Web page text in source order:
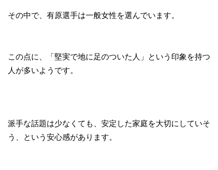
その中で、有原選手は一般女性を選んでいます。
この点に、「堅実で地に足のついた人」という印象を持つ
人が多いようです。
派手な話題は少なくても、安定した家庭を大切にしていそ
う、という安心感があります。